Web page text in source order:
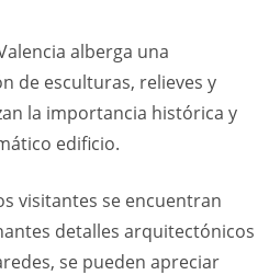
alberga una
de esculturas, relieves y
la importancia histórica y
edificio.
visitantes se encuentran
detalles arquitectónicos
se pueden apreciar